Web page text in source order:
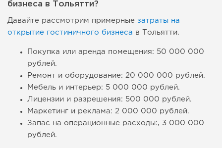
бизнеса в Тольятти?
Давайте рассмотрим примерные затраты на
открытие гостиничного бизнеса в Тольятти.
Покупка или аренда помещения: 50 000 000
рублей.
Ремонт и оборудование: 20 000 000 рублей.
Мебель и интерьер: 5 000 000 рублей.
Лицензии и разрешения: 500 000 рублей.
Маркетинг и реклама: 2 000 000 рублей.
Запас на операционные расходы:, 3 000 000
рублей.